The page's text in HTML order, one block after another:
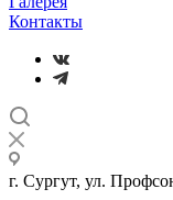
Контакты
г. Сургут, ул.